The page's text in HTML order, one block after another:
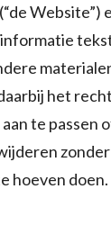
(“de Website”)
het
te passen
hoeven doen.